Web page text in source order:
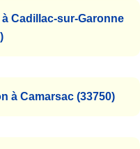
Cadillac-sur-Garonne
à Camarsac (33750)